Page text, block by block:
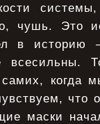
чушь. Это
в историю
когда
что
маски